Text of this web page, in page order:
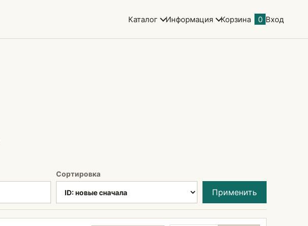
Каталог Информация Корзина 0 Вход
Сортировка
Применить